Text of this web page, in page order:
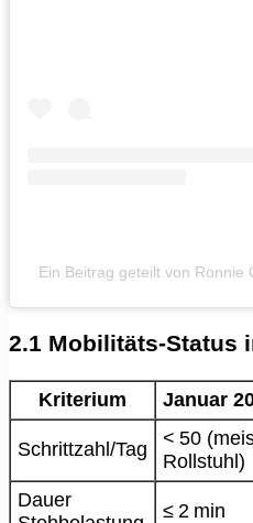
Ein Beitrag geteilt von Ronnie
2.1 Mobilitäts‑Status
Kriterium Januar
Schrittzahl/Tag
< 50
Rollstuhl)
Dauer
≤ 2 min